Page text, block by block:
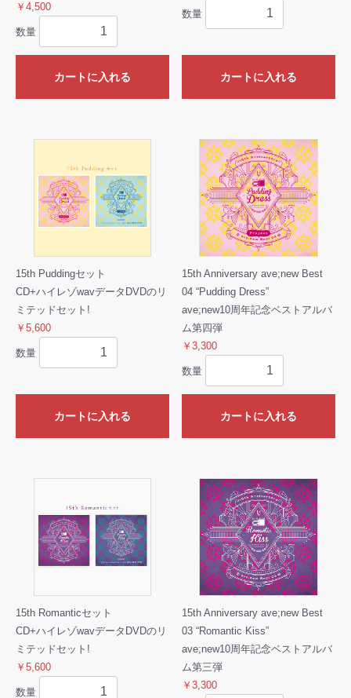
￥4,500
数量
カートに入れる
数量
カートに入れる
15th Puddingセット
CD+ハイレゾwavデータDVDのリ
ミテッドセット!
￥5,600
数量
カートに入れる
15th Anniversary ave;new Best
04 “Pudding Dress”
ave;new10周年記念ベストアルバ
ム第四弾
￥3,300
数量
カートに入れる
15th Romanticセット
CD+ハイレゾwavデータDVDのリ
ミテッドセット!
￥5,600
数量
15th Anniversary ave;new Best
03 “Romantic Kiss”
ave;new10周年記念ベストアルバ
ム第三弾
￥3,300